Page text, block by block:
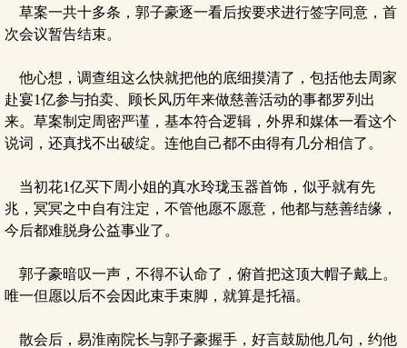
草案一共十多条，郭子豪逐一看后按要求进行签字同意，首
次会议暂告结束。
他心想，调查组这么快就把他的底细摸清了，包括他去周家
赴宴1亿参与拍卖、顾长风历年来做慈善活动的事都罗列出
来。草案制定周密严谨，基本符合逻辑，外界和媒体一看这个
说词，还真找不出破绽。连他自己都不由得有几分相信了。
当初花1亿买下周小姐的真水玲珑玉器首饰，似乎就有先
兆，冥冥之中自有注定，不管他愿不愿意，他都与慈善结缘，
今后都难脱身公益事业了。
郭子豪暗叹一声，不得不认命了，俯首把这顶大帽子戴上。
唯一但愿以后不会因此束手束脚，就算是托福。
散会后，易淮南院长与郭子豪握手，好言鼓励他几句，约他